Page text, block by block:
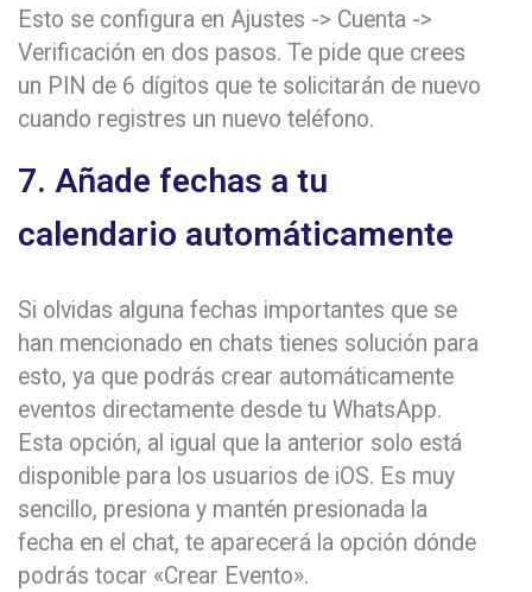
Esto se configura en Ajustes -> Cuenta ->
Verificación en dos pasos. Te pide que crees
un PIN de 6 dígitos que te solicitarán de nuevo
cuando registres un nuevo teléfono.
7. Añade fechas a tu
calendario automáticamente
Si olvidas alguna fechas importantes que se
han mencionado en chats tienes solución para
esto, ya que podrás crear automáticamente
eventos directamente desde tu WhatsApp.
Esta opción, al igual que la anterior solo está
disponible para los usuarios de iOS. Es muy
sencillo, presiona y mantén presionada la
fecha en el chat, te aparecerá la opción dónde
podrás tocar «Crear Evento».